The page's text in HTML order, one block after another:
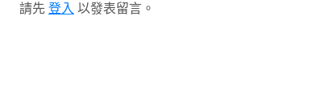
請先 登入 以發表留言。